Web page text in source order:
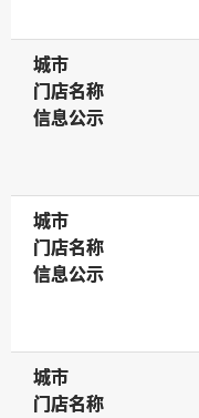
城市
城市
门店名称
门店名称
信息公示
信息公示
城市
城市
门店名称
门店名称
信息公示
信息公示
城市
城市
门店名称
门店名称